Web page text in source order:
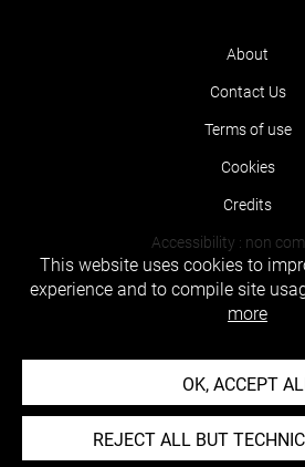
About
Contact Us
Terms of use
Cookies
Credits
Accessibility : non
This website uses cookies to
experience and to compile site
more
OK, ACCEPT
REJECT ALL BUT